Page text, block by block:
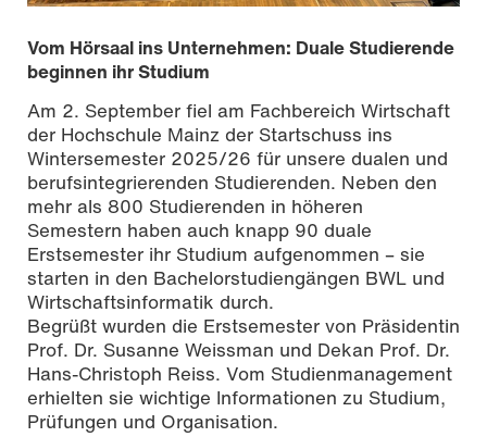
Vom Hörsaal ins Unternehmen: Duale Studierende
beginnen ihr Studium
Am 2. September fiel am Fachbereich Wirtschaft
der Hochschule Mainz der Startschuss ins
Wintersemester 2025/26 für unsere dualen und
berufsintegrierenden Studierenden. Neben den
mehr als 800 Studierenden in höheren
Semestern haben auch knapp 90 duale
Erstsemester ihr Studium aufgenommen – sie
starten in den Bachelorstudiengängen BWL und
Wirtschaftsinformatik durch.
Begrüßt wurden die Erstsemester von Präsidentin
Prof. Dr. Susanne Weissman und Dekan Prof. Dr.
Hans-Christoph Reiss. Vom Studienmanagement
erhielten sie wichtige Informationen zu Studium,
Prüfungen und Organisation.